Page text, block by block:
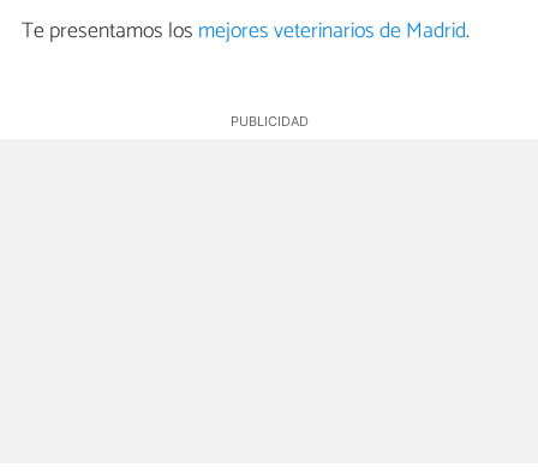
Te presentamos los mejores veterinarios de Madrid.